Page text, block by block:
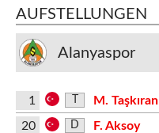
AUFSTELLUNGEN
Alanyaspor
1
M. Taşkıran
20
D
F. Aksoy